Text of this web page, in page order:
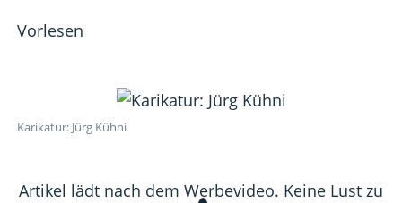
funktionieren
nicht!
funktionieren
nicht!
Vorlesen
Karikatur: Jürg Kühni
Artikel lädt nach dem Werbevideo. Keine Lust zu